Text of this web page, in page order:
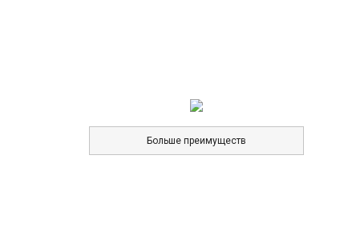
Больше преимуществ